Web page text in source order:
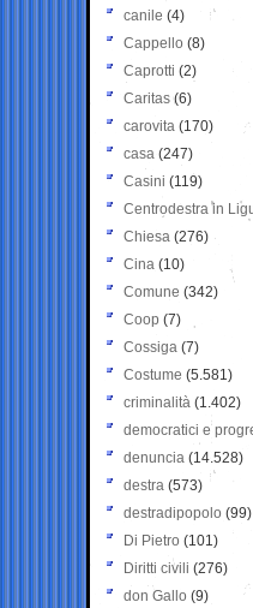
canile (4)
Cappello (8)
Caprotti (2)
Caritas (6)
carovita (170)
casa (247)
Casini (119)
Centrodestra in
Chiesa (276)
Cina (10)
Comune (342)
Coop (7)
Cossiga (7)
Costume (5.581)
criminalità (1.402)
democratici e
denuncia (14.528)
destra (573)
destradipopolo (99)
Di Pietro (101)
Diritti civili (276)
don Gallo (9)